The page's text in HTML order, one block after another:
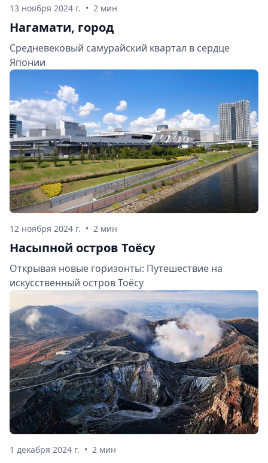
13 ноября 2024 г. • 2 мин
Нагамати, город
Средневековый самурайский квартал в сердце
Японии
12 ноября 2024 г. • 2 мин
Насыпной остров Тоёсу
Открывая новые горизонты: Путешествие на
искусственный остров Тоёсу
1 декабря 2024 г. • 2 мин